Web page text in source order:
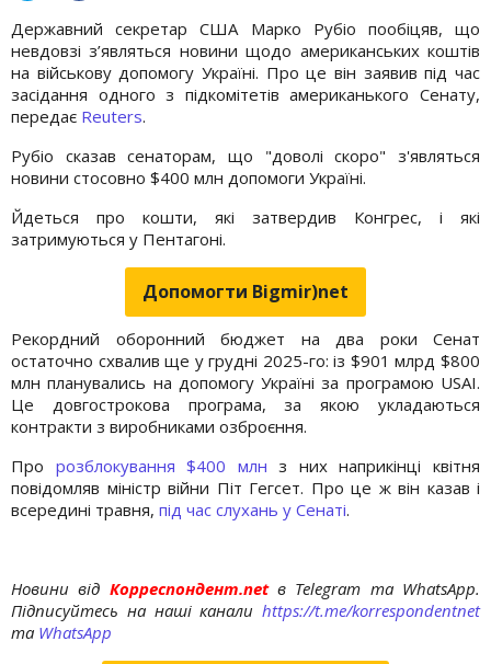
Державний секретар США Марко Рубіо пообіцяв, що
невдовзі з’являться новини щодо американських коштів
на військову допомогу Україні. Про це він заявив під час
засідання одного з підкомітетів американького Сенату,
передає Reuters.
Рубіо сказав сенаторам, що "доволі скоро" з'являться
новини стосовно $400 млн допомоги Україні.
Йдеться про кошти, які затвердив Конгрес, і які
затримуються у Пентагоні.
Допомогти Bigmir)net
Рекордний оборонний бюджет на два роки Сенат
остаточно схвалив ще у грудні 2025-го: із $901 млрд $800
млн планувались на допомогу Україні за програмою USAI.
Це довгострокова програма, за якою укладаються
контракти з виробниками озброєння.
Про розблокування $400 млн з них наприкінці квітня
повідомляв міністр війни Піт Гегсет. Про це ж він казав і
всередині травня, під час слухань у Сенаті.
Новини від Корреспондент.netв Telegram та WhatsApp.
Підписуйтесь на наші канали https://t.me/korrespondentnet
та WhatsApp